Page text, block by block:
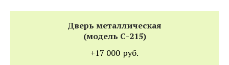
Дверь металлическая
(модель С-215)
+17 000 руб.